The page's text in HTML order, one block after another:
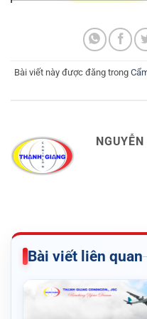
Bài viết này được đăng trong
Bài viết liên quan